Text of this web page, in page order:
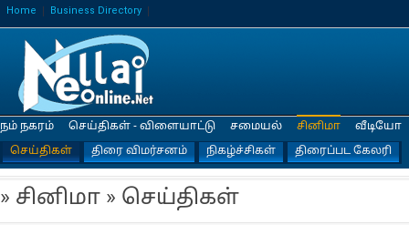
Home Business Directory
நம் நகரம் செய்திகள் - விளையாட்டு சமையல்
சினிமா
செய்திகள்
திரை விமர்சனம் நிகழ்ச்சிகள் திரைப்பட கேலரி
வீடியோ
» சினிமா » செய்திகள்